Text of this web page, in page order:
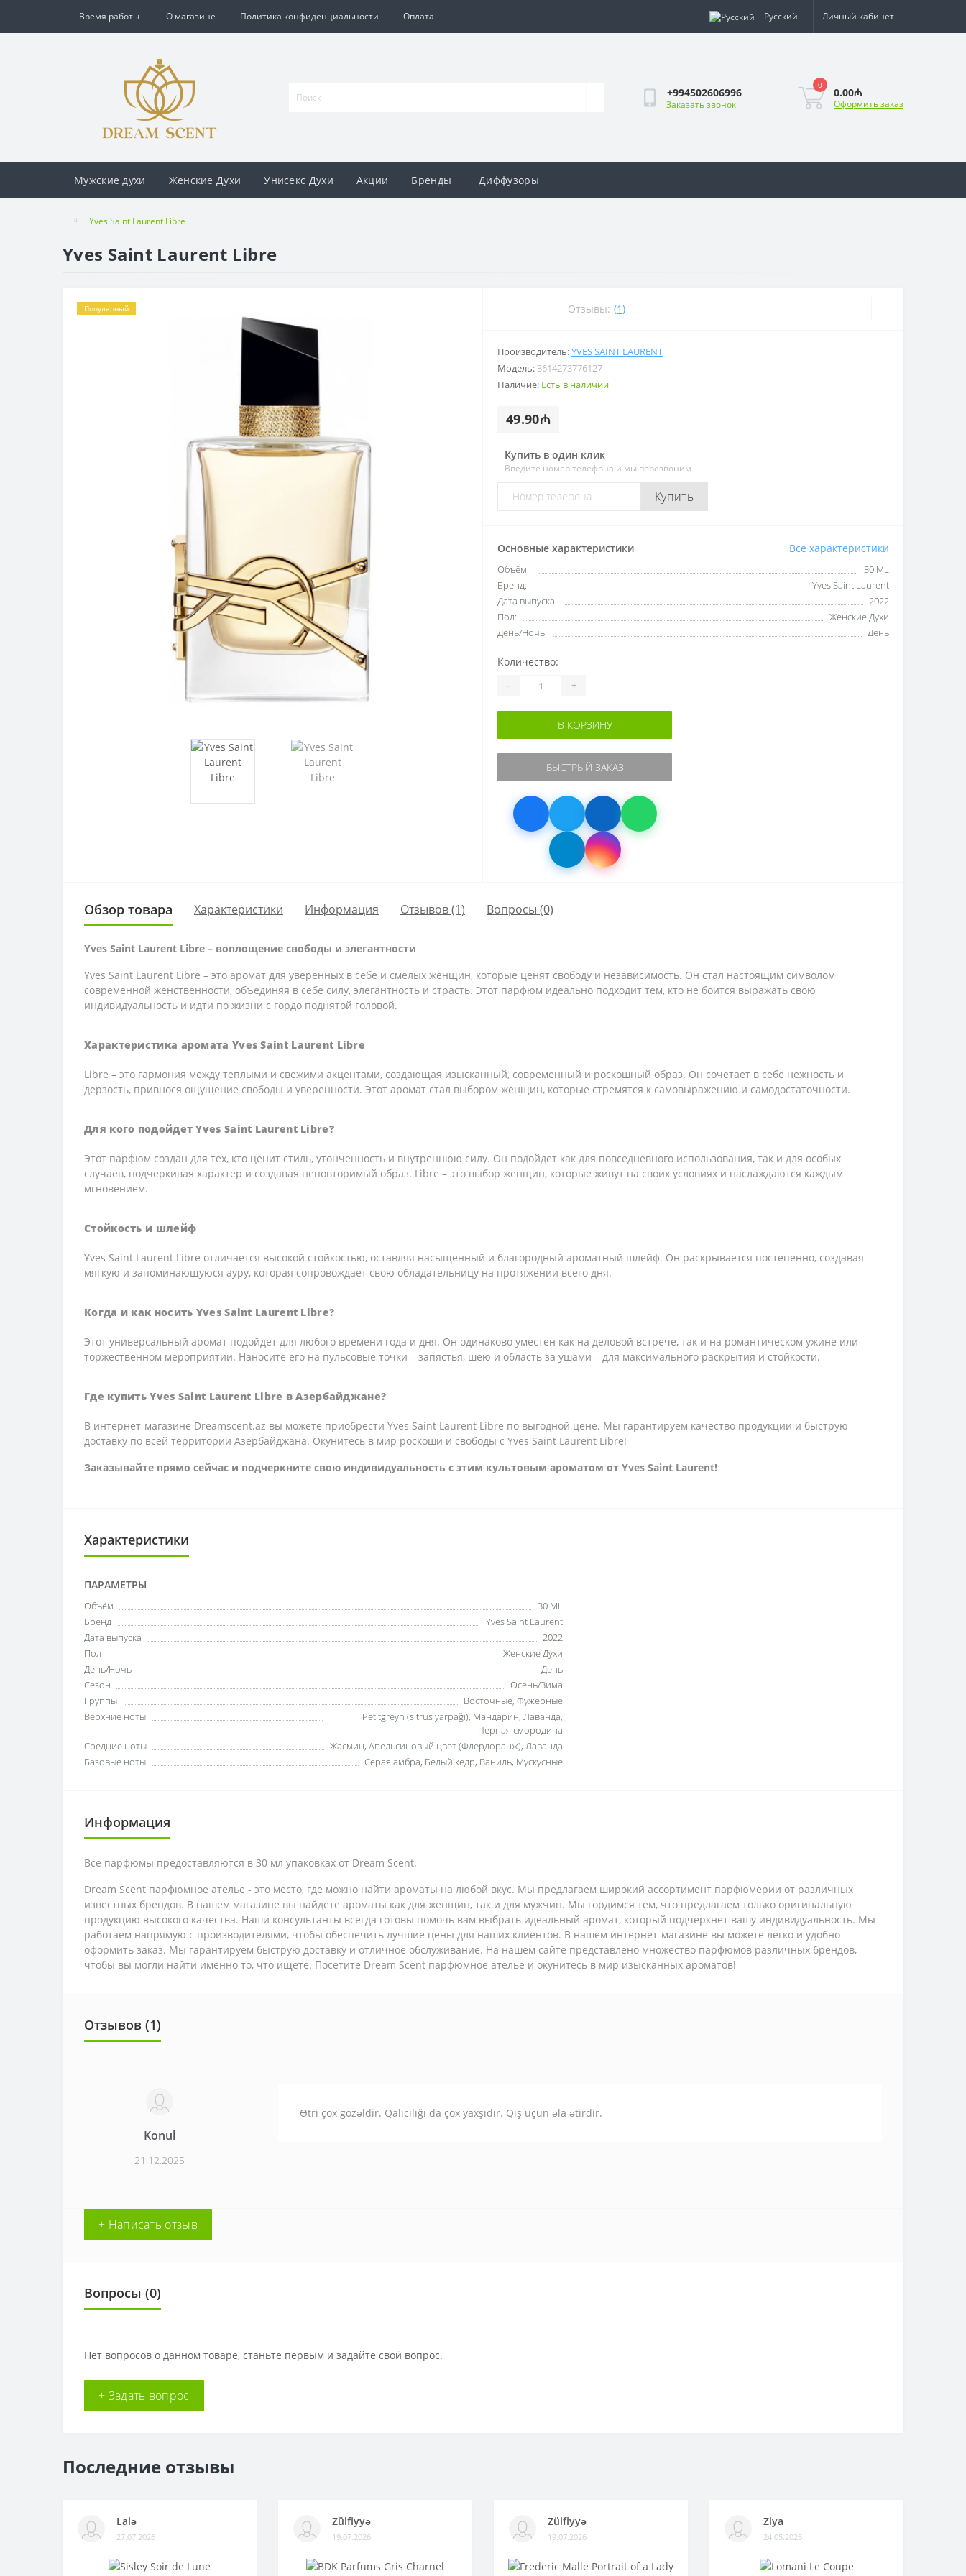
Время работы О магазине Политика конфиденциальности Оплата Русский Личный кабинет
+994502606996
Заказать звонок
0
0.00₼
Оформить заказ
Мужские духи Женские Духи Унисекс Духи Акции Бренды Диффузоры
Yves Saint Laurent Libre
Yves Saint Laurent Libre
Популярный Отзывы: (1)
Производитель:YVES SAINT LAURENT
Модель: 3614273776127
Наличие: Есть в наличии
49.90₼
Купить в один клик
Введите номер телефона и мы перезвоним
Купить
Основные характеристики Все характеристики
Объём :
30 ML
Бренд:
Yves Saint Laurent
Дата выпуска:
2022
Пол:
Женские Духи
День/Ночь:
День
Количество:
- +
В КОРЗИНУ
БЫСТРЫЙ ЗАКАЗ
Обзор товара Характеристики Информация Отзывов (1) Вопросы (0)
Yves Saint Laurent Libre – воплощение свободы и элегантности
Yves Saint Laurent Libre – это аромат для уверенных в себе и смелых женщин, которые ценят свободу и независимость. Он стал настоящим символом
современной женственности, объединяя в себе силу, элегантность и страсть. Этот парфюм идеально подходит тем, кто не боится выражать свою
индивидуальность и идти по жизни с гордо поднятой головой.
Характеристика аромата Yves Saint Laurent Libre
Libre – это гармония между теплыми и свежими акцентами, создающая изысканный, современный и роскошный образ. Он сочетает в себе нежность и
дерзость, привнося ощущение свободы и уверенности. Этот аромат стал выбором женщин, которые стремятся к самовыражению и самодостаточности.
Для кого подойдет Yves Saint Laurent Libre?
Этот парфюм создан для тех, кто ценит стиль, утонченность и внутреннюю силу. Он подойдет как для повседневного использования, так и для особых
случаев, подчеркивая характер и создавая неповторимый образ. Libre – это выбор женщин, которые живут на своих условиях и наслаждаются каждым
мгновением.
Стойкость и шлейф
Yves Saint Laurent Libre отличается высокой стойкостью, оставляя насыщенный и благородный ароматный шлейф. Он раскрывается постепенно, создавая
мягкую и запоминающуюся ауру, которая сопровождает свою обладательницу на протяжении всего дня.
Когда и как носить Yves Saint Laurent Libre?
Этот универсальный аромат подойдет для любого времени года и дня. Он одинаково уместен как на деловой встрече, так и на романтическом ужине или
торжественном мероприятии. Наносите его на пульсовые точки – запястья, шею и область за ушами – для максимального раскрытия и стойкости.
Где купить Yves Saint Laurent Libre в Азербайджане?
В интернет-магазине Dreamscent.az вы можете приобрести Yves Saint Laurent Libre по выгодной цене. Мы гарантируем качество продукции и быструю
доставку по всей территории Азербайджана. Окунитесь в мир роскоши и свободы с Yves Saint Laurent Libre!
Заказывайте прямо сейчас и подчеркните свою индивидуальность с этим культовым ароматом от Yves Saint Laurent!
Характеристики
ПАРАМЕТРЫ
Объём
30 ML
Бренд
Yves Saint Laurent
Дата выпуска
2022
Пол
Женские Духи
День/Ночь
День
Сезон
Осень/Зима
Группы
Восточные, Фужерные
Верхние ноты
Petitgreyn (sitrus yarpağı), Мандарин, Лаванда,
Черная смородина
Средние ноты
Жасмин, Апельсиновый цвет (Флердоранж), Лаванда
Базовые ноты
Серая амбра, Белый кедр, Ваниль, Мускусные
Информация
Все парфюмы предоставляются в 30 мл упаковках от Dream Scent.
Dream Scent парфюмное ателье - это место, где можно найти ароматы на любой вкус. Мы предлагаем широкий ассортимент парфюмерии от различных
известных брендов. В нашем магазине вы найдете ароматы как для женщин, так и для мужчин. Мы гордимся тем, что предлагаем только оригинальную
продукцию высокого качества. Наши консультанты всегда готовы помочь вам выбрать идеальный аромат, который подчеркнет вашу индивидуальность. Мы
работаем напрямую с производителями, чтобы обеспечить лучшие цены для наших клиентов. В нашем интернет-магазине вы можете легко и удобно
оформить заказ. Мы гарантируем быструю доставку и отличное обслуживание. На нашем сайте представлено множество парфюмов различных брендов,
чтобы вы могли найти именно то, что ищете. Посетите Dream Scent парфюмное ателье и окунитесь в мир изысканных ароматов!
Отзывов (1)
Konul
21.12.2025
Ətri çox gözəldir. Qalıcılığı da çox yaxşıdır. Qış üçün əla ətirdir.
+ Написать отзыв
Вопросы (0)
Нет вопросов о данном товаре, станьте первым и задайте свой вопрос.
+ Задать вопрос
Последние отзывы
Lalə
27.07.2026
Zülfiyyə
19.07.2026
Zülfiyyə
19.07.2026
Ziya
24.05.2026